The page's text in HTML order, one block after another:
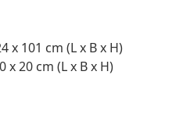
x 101 cm (L x B x H)
x 20 cm (L x B x H)